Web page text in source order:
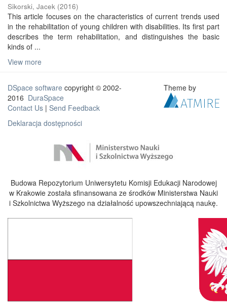
Sikorski, Jacek (2016)
This article focuses on the characteristics of current trends used
in the rehabilitation of young children with disabilities. Its first part
describes the term rehabilitation, and distinguishes the basic
kinds of ...
View more
DSpace software copyright © 2002-
2016 DuraSpace
Contact Us | Send Feedback
Deklaracja dostępności
Theme by
Budowa Repozytorium Uniwersytetu Komisji Edukacji Narodowej
w Krakowie została sfinansowana ze środków Ministerstwa Nauki
i Szkolnictwa Wyższego na działalność upowszechniającą naukę.